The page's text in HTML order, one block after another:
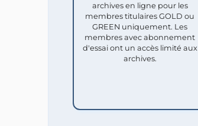
archives en ligne pour les
membres titulaires GOLD ou
GREEN uniquement. Les
membres avec abonnement
d'essai ont un accès limité aux
archives.